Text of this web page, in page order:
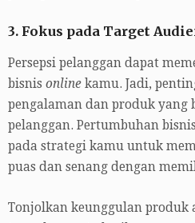
3. Fokus pada Target
Persepsi pelanggan dapat
bisnis online kamu. Jadi,
pengalaman dan produk yang
pelanggan. Pertumbuhan
pada strategi kamu untuk
puas dan senang dengan
Tonjolkan keunggulan produk